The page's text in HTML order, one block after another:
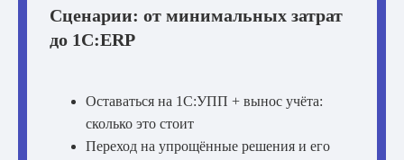
Сценарии: от минимальных затрат
до 1С:ERP
Оставаться на 1С:УПП + вынос учёта:
сколько это стоит
Переход на упрощённые решения и его